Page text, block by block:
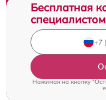
Бесплатная
специалистом
Нажимая на кнопку